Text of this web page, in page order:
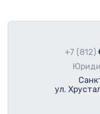
+7 (812)
ул.